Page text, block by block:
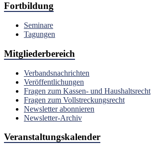
Fortbildung
Seminare
Tagungen
Mitgliederbereich
Verbandsnachrichten
Veröffentlichungen
Fragen zum Kassen- und Haushaltsrecht
Fragen zum Vollstreckungsrecht
Newsletter abonnieren
Newsletter-Archiv
Veranstaltungskalender